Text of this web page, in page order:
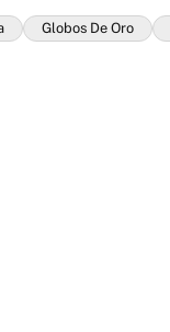
Globos De Oro